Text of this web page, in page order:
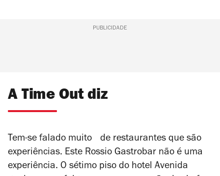
PUBLICIDADE
A Time Out diz
Tem-se falado muito de restaurantes que são
experiências. Este Rossio Gastrobar não é uma
experiência. O sétimo piso do hotel Avenida